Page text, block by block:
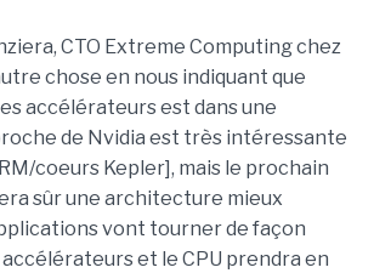
CTO Extreme Computing chez
chose en nous indiquant que
accélérateurs est dans une
de Nvidia est très intéressante
coeurs Kepler], mais le prochain
sûr une architecture mieux
vont tourner de façon
et le CPU prendra en